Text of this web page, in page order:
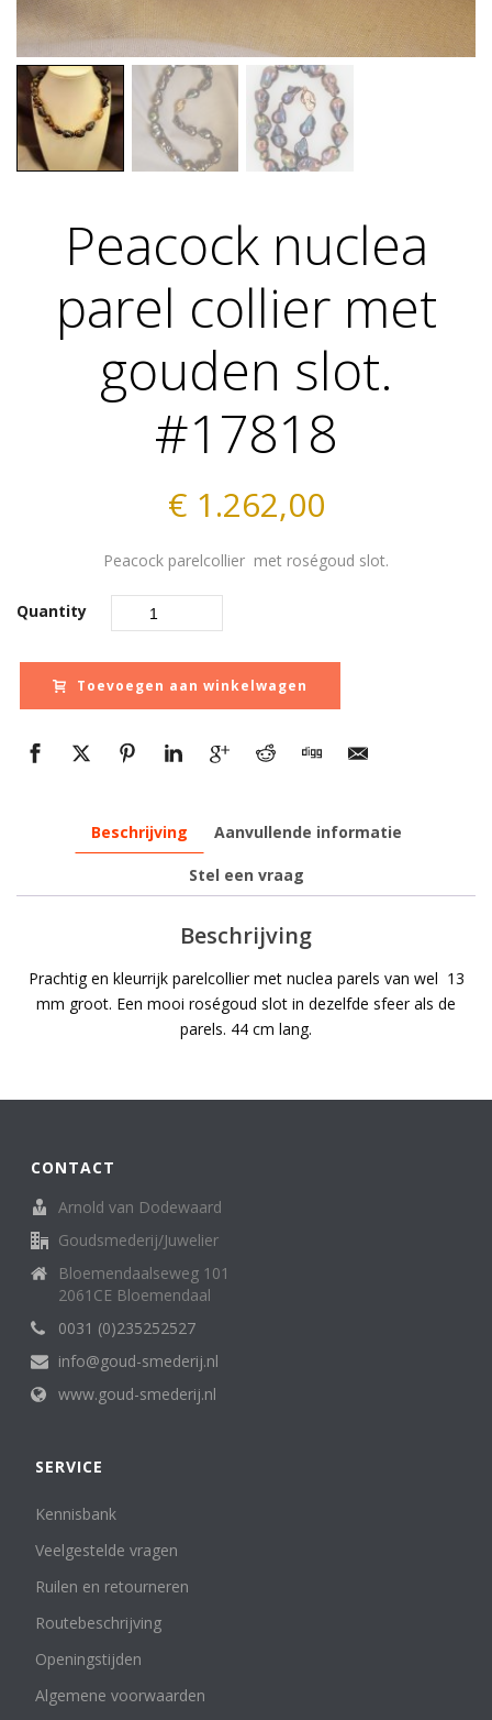
Peacock nuclea
parel collier met
gouden slot.
#17818
€ 1.262,00
Peacock parelcollier met roségoud slot.
Quantity
Toevoegen aan winkelwagen
Beschrijving Aanvullende informatie
Stel een vraag
Beschrijving
Prachtig en kleurrijk parelcollier met nuclea parels van wel 13
mm groot. Een mooi roségoud slot in dezelfde sfeer als de
parels. 44 cm lang.
CONTACT
Arnold van Dodewaard
Goudsmederij/Juwelier
Bloemendaalseweg 101
2061CE Bloemendaal
0031 (0)235252527
info@goud-smederij.nl
www.goud-smederij.nl
SERVICE
Kennisbank
Veelgestelde vragen
Ruilen en retourneren
Routebeschrijving
Openingstijden
Algemene voorwaarden